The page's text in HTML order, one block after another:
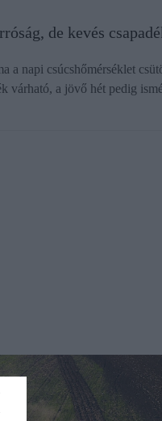
de kevés
a napi csúcshőmérséklet
várható, a jövő hét pedig